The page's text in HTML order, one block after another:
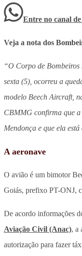
Entre no canal
Veja a nota dos
“O Corpo de
sexta (5), ocorreu a
modelo Beech Aircraft,
CBMMG confirma que
Mendonça e que ela
A aeronave
O avião é um bimotor
Goiás, prefixo PT-ONJ,
De acordo informações
Aviação Civil (Anac), a
autorização para fazer